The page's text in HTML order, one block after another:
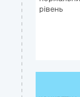
рівень